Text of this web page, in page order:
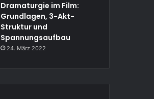
Dramaturgie im Film:
Grundlagen, 3-Akt-
Struktur und
Spannungsaufbau
24. März 2022